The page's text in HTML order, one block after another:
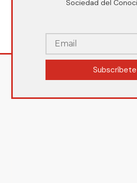
Sociedad del
Subscríbete